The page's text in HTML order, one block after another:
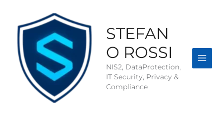
contenuto
STEFAN
O ROSSI
NIS2, DataProtection,
IT Security, Privacy &
Compliance